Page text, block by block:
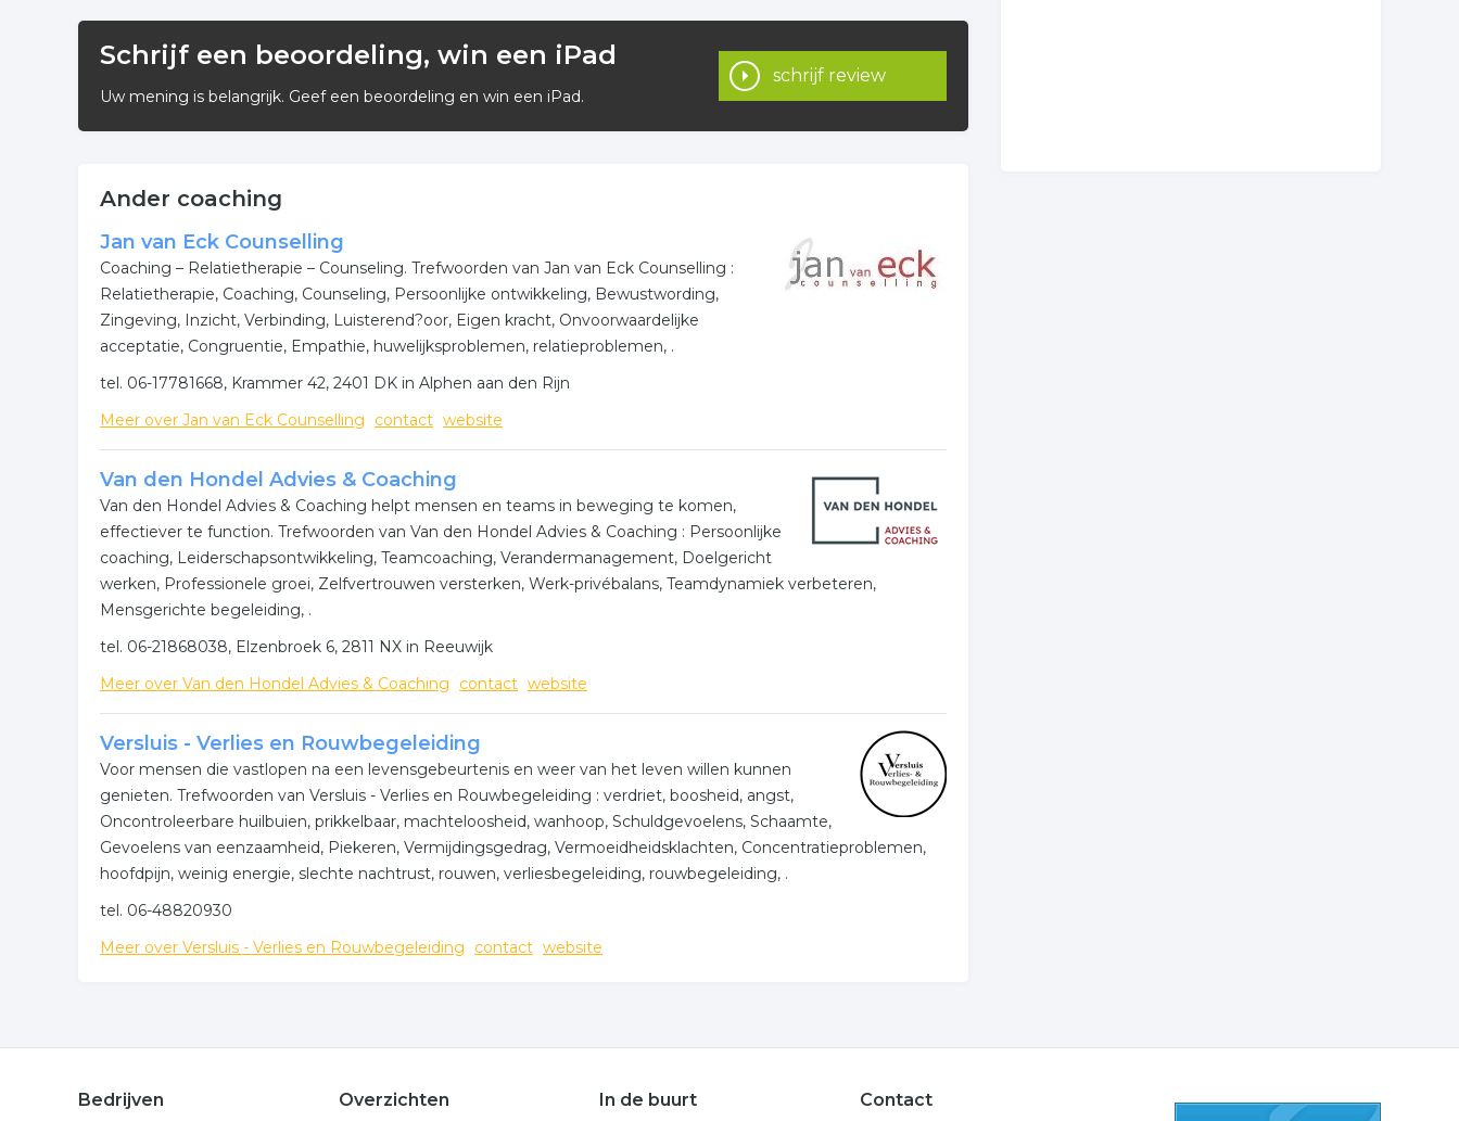
Mocht u verder nog vragen hebben of een afspraak willen maken kunt u contact opnemen via
ab.psychotherapie@kpnmail.nl of 06 1796 5067 of via het contactformulier.
Schrijf een beoordeling, win een iPad
Uw mening is belangrijk. Geef een beoordeling en win een iPad.
schrijf review
Ander coaching
Jan van Eck Counselling
Coaching – Relatietherapie – Counseling. Trefwoorden van Jan van Eck Counselling :
Relatietherapie, Coaching, Counseling, Persoonlijke ontwikkeling, Bewustwording,
Zingeving, Inzicht, Verbinding, Luisterend?oor, Eigen kracht, Onvoorwaardelijke
acceptatie, Congruentie, Empathie, huwelijksproblemen, relatieproblemen, .
tel. 06-17781668, Krammer 42, 2401 DK in Alphen aan den Rijn
Meer over Jan van Eck Counselling
contact website
Van den Hondel Advies & Coaching
Van den Hondel Advies & Coaching helpt mensen en teams in beweging te komen,
effectiever te function. Trefwoorden van Van den Hondel Advies & Coaching : Persoonlijke
coaching, Leiderschapsontwikkeling, Teamcoaching, Verandermanagement, Doelgericht
werken, Professionele groei, Zelfvertrouwen versterken, Werk-privébalans, Teamdynamiek verbeteren,
Mensgerichte begeleiding, .
tel. 06-21868038, Elzenbroek 6, 2811 NX in Reeuwijk
Meer over Van den Hondel Advies & Coaching
contact website
Versluis - Verlies en Rouwbegeleiding
Voor mensen die vastlopen na een levensgebeurtenis en weer van het leven willen kunnen
genieten. Trefwoorden van Versluis - Verlies en Rouwbegeleiding : verdriet, boosheid, angst,
Oncontroleerbare huilbuien, prikkelbaar, machteloosheid, wanhoop, Schuldgevoelens, Schaamte,
Gevoelens van eenzaamheid, Piekeren, Vermijdingsgedrag, Vermoeidheidsklachten, Concentratieproblemen,
hoofdpijn, weinig energie, slechte nachtrust, rouwen, verliesbegeleiding, rouwbegeleiding, .
tel. 06-48820930
Meer over Versluis - Verlies en Rouwbegeleiding
contact website
Bedrijven Overzichten In de buurt Contact